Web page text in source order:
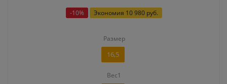
-10% Экономия 10 980 руб.
Размер
16,5
Вес1